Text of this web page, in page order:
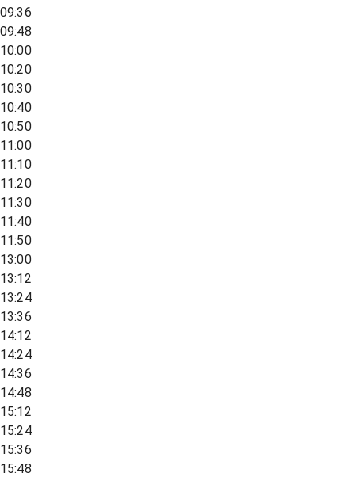
09:36
09:48
10:00
10:20
10:30
10:40
10:50
11:00
11:10
11:20
11:30
11:40
11:50
13:00
13:12
13:24
13:36
14:12
14:24
14:36
14:48
15:12
15:24
15:36
15:48